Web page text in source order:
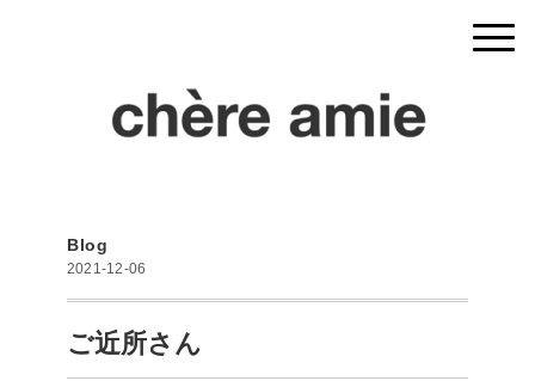
Blog
2021-12-06
ご近所さん